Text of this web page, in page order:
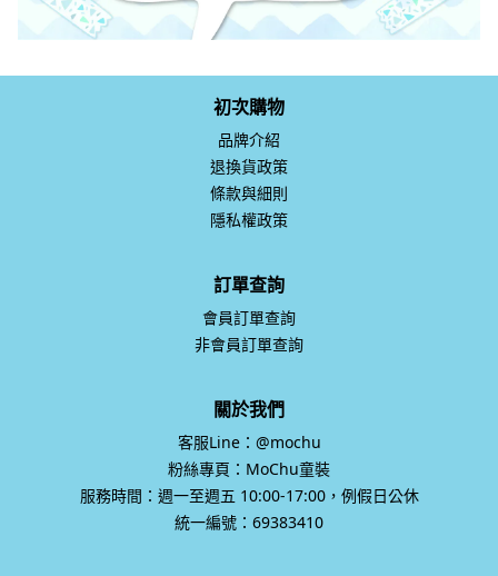
初次購物
品牌介紹
退換貨政策
條款與細則
隱私權政策
訂單查詢
會員訂單查詢
非會員訂單查詢
關於我們
客服Line：@mochu
粉絲專頁：MoChu童裝
服務時間：週一至週五 10:00-17:00，例假日公休
統一編號：69383410